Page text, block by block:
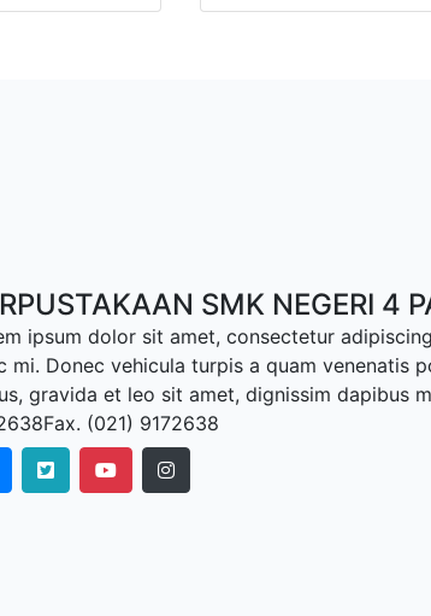
SMK NEGERI 4
ipsum dolor sit amet, consectetur
mi. Donec vehicula turpis a quam venenatis
gravida et leo sit amet, dignissim dapibus
(021) 9172638